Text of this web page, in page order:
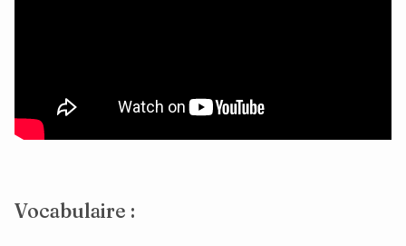
Vocabulaire :